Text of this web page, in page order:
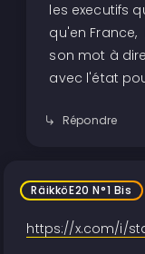
les executifs
qu'en France,
son mot à
avec l'état
Répondre
RäikköE20 N°1 Bis
https://x.com/i/